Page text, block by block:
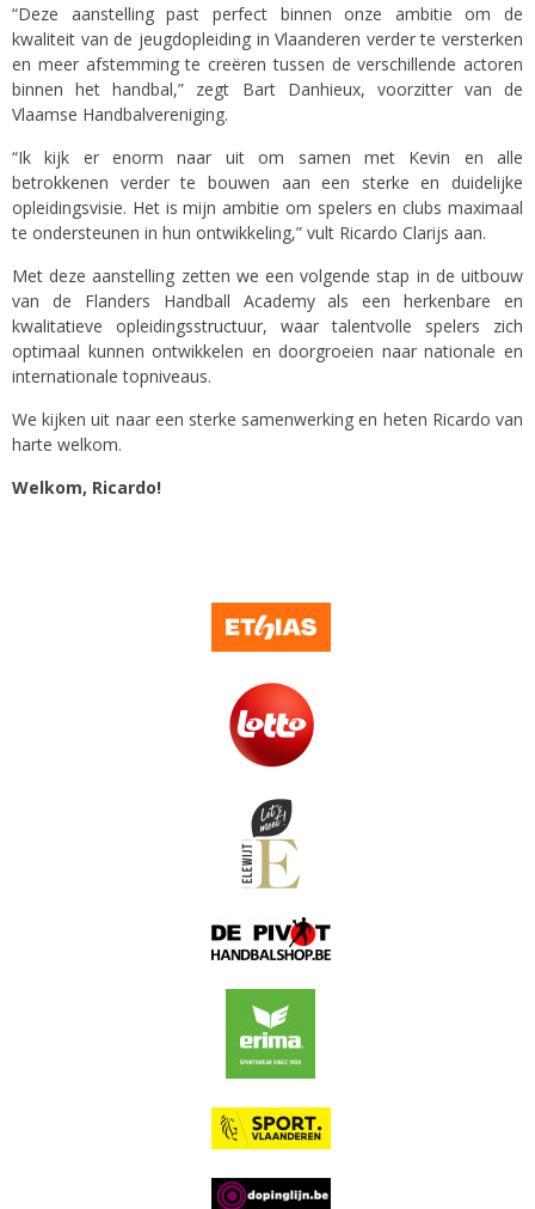
“Deze aanstelling past perfect binnen onze ambitie om de
kwaliteit van de jeugdopleiding in Vlaanderen verder te versterken
en meer afstemming te creëren tussen de verschillende actoren
binnen het handbal,” zegt Bart Danhieux, voorzitter van de
Vlaamse Handbalvereniging.
“Ik kijk er enorm naar uit om samen met Kevin en alle
betrokkenen verder te bouwen aan een sterke en duidelijke
opleidingsvisie. Het is mijn ambitie om spelers en clubs maximaal
te ondersteunen in hun ontwikkeling,” vult Ricardo Clarijs aan.
Met deze aanstelling zetten we een volgende stap in de uitbouw
van de Flanders Handball Academy als een herkenbare en
kwalitatieve opleidingsstructuur, waar talentvolle spelers zich
optimaal kunnen ontwikkelen en doorgroeien naar nationale en
internationale topniveaus.
We kijken uit naar een sterke samenwerking en heten Ricardo van
harte welkom.
Welkom, Ricardo!